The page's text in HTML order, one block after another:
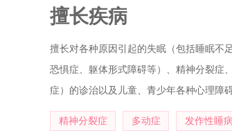
研究。有多篇论文在国家级及省级医学期
擅长疾病
擅长对各种原因引起的失眠（包括睡眠不
恐惧症、躯体形式障碍等）、精神分裂症
症）的诊治以及儿童、青少年各种心理障
精神分裂症 多动症 发作性睡病